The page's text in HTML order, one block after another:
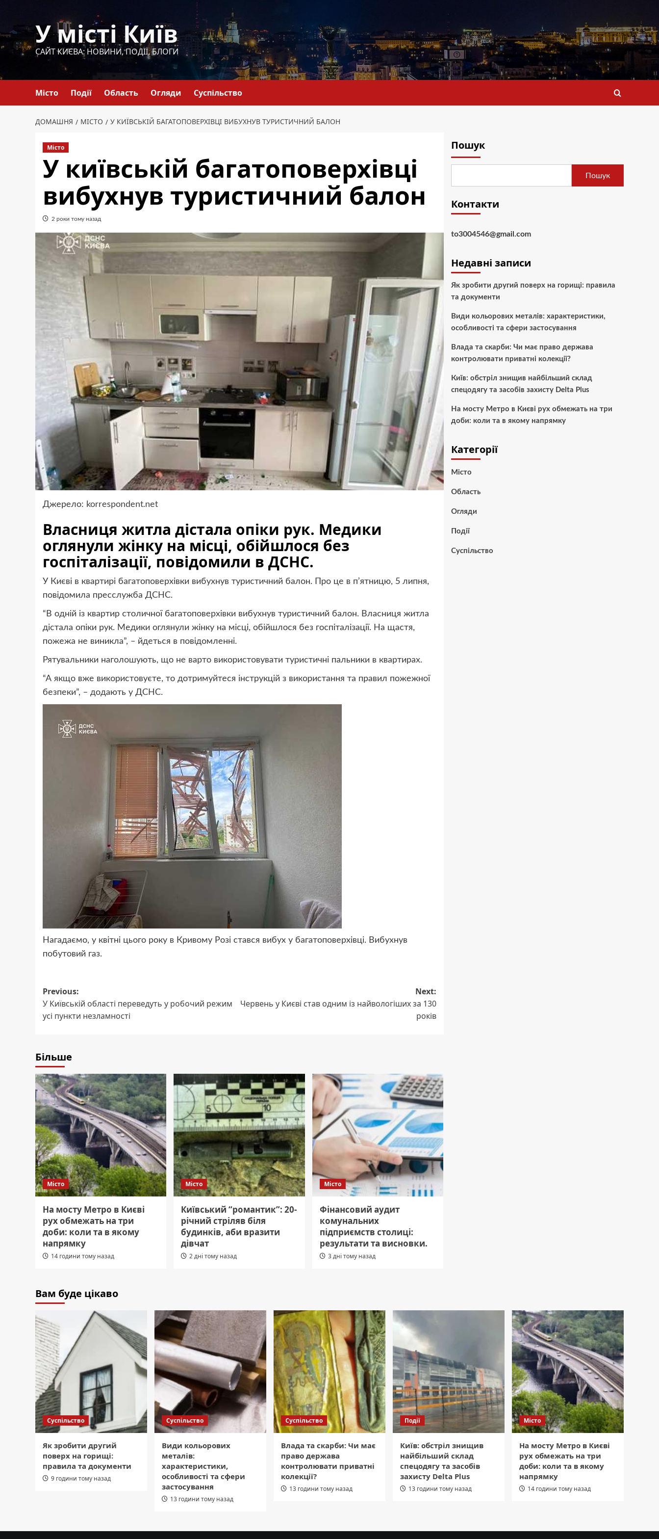
вмісту
У місті Київ
САЙТ КИЄВА: НОВИНИ, ПОДІЇ, БЛОГИ
Місто Події Область Огляди Суспільство
ДОМАШНЯ МІСТО У КИЇВСЬКІЙ БАГАТОПОВЕРХІВЦІ ВИБУХНУВ ТУРИСТИЧНИЙ БАЛОН
Місто
У київській багатоповерхівці
вибухнув туристичний балон
2 роки тому назад
Джерело: korrespondent.net
Власниця житла дістала опіки рук. Медики
оглянули жінку на місці, обійшлося без
госпіталізації, повідомили в ДСНС.
У Києві в квартирі багатоповерхівки вибухнув туристичний балон. Про це в п’ятницю, 5 липня,
повідомила пресслужба ДСНС.
“В одній із квартир столичної багатоповерхівки вибухнув туристичний балон. Власниця житла
дістала опіки рук. Медики оглянули жінку на місці, обійшлося без госпіталізації. На щастя,
пожежа не виникла”, – йдеться в повідомленні.
Рятувальники наголошують, що не варто використовувати туристичні пальники в квартирах.
“А якщо вже використовуєте, то дотримуйтеся інструкцій з використання та правил пожежної
безпеки”, – додають у ДСНС.
Нагадаємо, у квітні цього року в Кривому Розі стався вибух у багатоповерхівці. Вибухнув
побутовий газ.
Post
navigation
Previous:
У Київській області переведуть у робочий режим
усі пункти незламності
Next:
Червень у Києві став одним із найвологіших за 130
років
Більше
Місто
На мосту Метро в Києві
рух обмежать на три
доби: коли та в якому
напрямку
14 години тому назад
Місто
Київський “романтик”: 20-
річний стріляв біля
будинків, аби вразити
дівчат
2 дні тому назад
Місто
Фінансовий аудит
комунальних
підприємств столиці:
результати та висновки.
3 дні тому назад
Пошук
Пошук
Контакти
to3004546@gmail.com
Недавні записи
Як зробити другий поверх на горищі: правила
та документи
Види кольорових металів: характеристики,
особливості та сфери застосування
Влада та скарби: Чи має право держава
контролювати приватні колекції?
Київ: обстріл знищив найбільший склад
спецодягу та засобів захисту Delta Plus
На мосту Метро в Києві рух обмежать на три
доби: коли та в якому напрямку
Категорії
Місто
Область
Огляди
Події
Суспільство
Вам буде цікаво
Суспільство
Як зробити другий
поверх на горищі:
правила та документи
9 години тому назад
Суспільство
Види кольорових
металів:
характеристики,
особливості та сфери
застосування
13 години тому назад
Суспільство
Влада та скарби: Чи має
право держава
контролювати приватні
колекції?
13 години тому назад
Події
Київ: обстріл знищив
найбільший склад
спецодягу та засобів
захисту Delta Plus
13 години тому назад
Місто
На мосту Метро в Києві
рух обмежать на три
доби: коли та в якому
напрямку
14 години тому назад